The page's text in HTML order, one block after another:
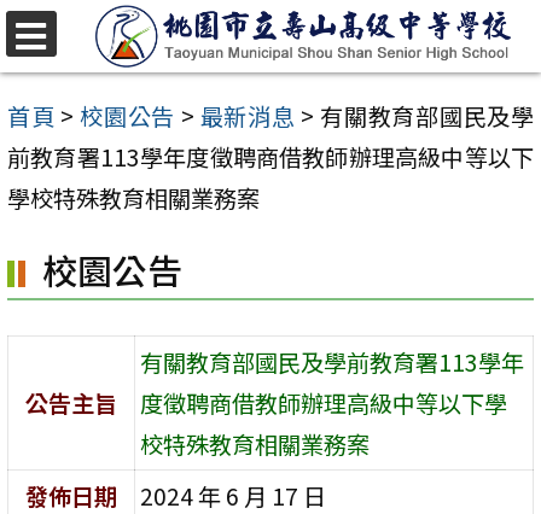
跳
至
主
要
內
區
首頁 > 校園公告 > 最新消息 > 有關教育部國民及學
前教育署113學年度徵聘商借教師辦理高級中等以下
學校特殊教育相關業務案
校園公告
公告主旨
有關教育部國民及學前教育署113學年
度徵聘商借教師辦理高級中等以下學
校特殊教育相關業務案
發佈日期
2024 年 6 月 17 日
選
單